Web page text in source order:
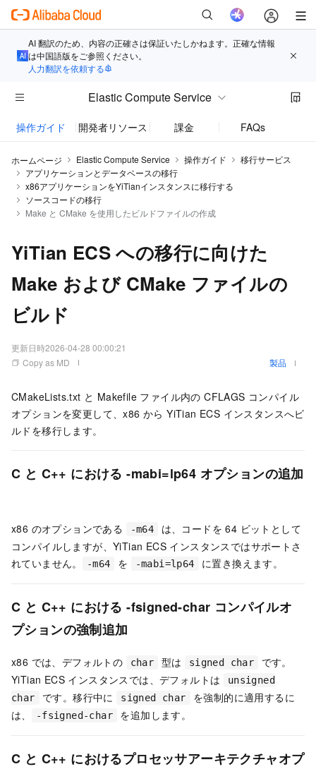
AI 翻訳のため、内容の正確さは保証いたしかねます。正確な情報
は中国語版をご参照ください。
人力翻訳を依頼する
Elastic Compute Service
操作ガイド 開発者リソース 課金 FAQs
ホームページ Elastic Compute Service 操作ガイド
移行サービス
アプリケーションとデータベースの移行
x86アプリケーションをYiTianインスタンスに移行する
ソースコードの移行
Make と CMake を使用したビルドファイルの作成
YiTian ECS への移行に向けた
Make および CMake ファイルの
ビルド
更新日時2026-04-28 00:00:21
Copy as MD
製品
CMakeLists.txt と Makefile ファイル内の CFLAGS コンパイル
オプションを変更して、x86 から YiTian ECS インスタンスへビ
ルドを移行します。
C と C++ における -mabi=lp64 オプションの追加
x86 のオプションである -m64
は、コードを 64 ビットとして
コンパイルしますが、YiTian ECS インスタンスではサポートさ
れていません。
-m64 を -mabi=lp64 に置き換えます。
C と C++ における -fsigned-char コンパイルオ
プションの強制追加
x86 では、デフォルトの char 型は signed char
です。
YiTian ECS インスタンスでは、デフォルトは
unsigned
char
です。移行中に signed char
を強制的に適用するに
は、
-fsigned-char を追加します。
C と C++ におけるプロセッサアーキテクチャオプ